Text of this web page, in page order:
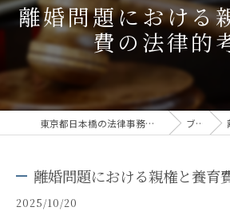
離婚問題における
費の法律的
東京都日本橋の法律事務所なら弁護士 濵門俊也 ブログ
離婚問題における親権と養育
2025/10/20